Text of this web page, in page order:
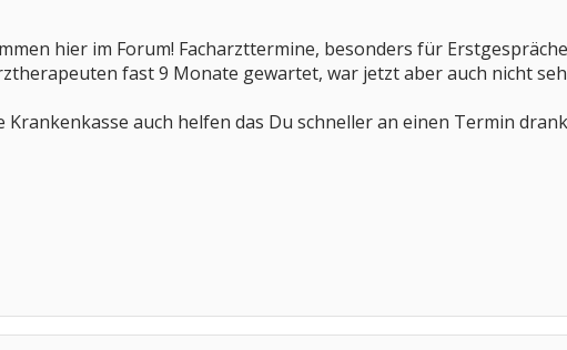
hier im Forum! Facharzttermine, besonders für
fast 9 Monate gewartet, war jetzt aber auch nicht
Krankenkasse auch helfen das Du schneller an einen Termin